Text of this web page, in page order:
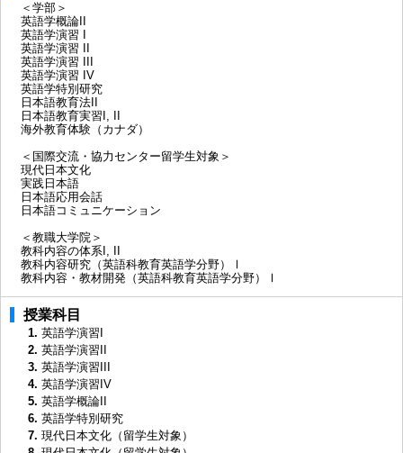
＜学部＞
英語学概論II
英語学演習 I
英語学演習 II
英語学演習 III
英語学演習 IV
英語学特別研究
日本語教育法II
日本語教育実習I, II
海外教育体験（カナダ）
＜国際交流・協力センター留学生対象＞
現代日本文化
実践日本語
日本語応用会話
日本語コミュニケーション
＜教職大学院＞
教科内容の体系I, II
教科内容研究（英語科教育英語学分野）Ⅰ
教科内容・教材開発（英語科教育英語学分野）Ⅰ
授業科目
1. 英語学演習I
2. 英語学演習II
3. 英語学演習III
4. 英語学演習IV
5. 英語学概論II
6. 英語学特別研究
7. 現代日本文化（留学生対象）